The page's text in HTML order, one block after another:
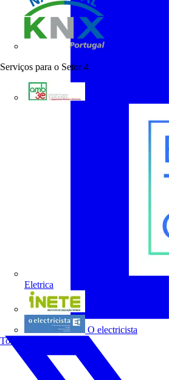
Serviços para o Setor 4
Eletrica
O electricista
Todos os parceiros